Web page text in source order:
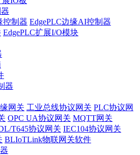
控制器 EdgePLC边缘AI控制器
EdgePLC扩展I/O模块
器
网关 工业总线协议网关 PLC协议网
OPC UA协议网关 MQTT网关
T645协议网关 IEC104协议网关
BLIoTLink物联网关软件